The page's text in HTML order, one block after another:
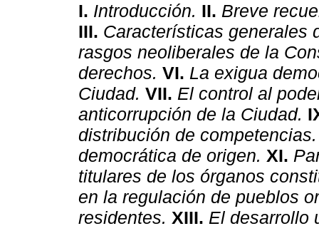
I. Introducción. II. Breve
III. Características generales
rasgos neoliberales de la
derechos. VI. La exigua
Ciudad. VII. El control al
anticorrupción de la Ciudad.
distribución de competencias.
democrática de origen. XI.
titulares de los órganos
en la regulación de pueblos
residentes. XIII. El desarrollo